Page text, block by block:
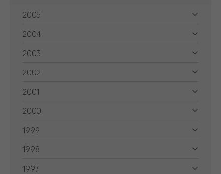
2005
2004
2003
2002
2001
2000
1999
1998
1997